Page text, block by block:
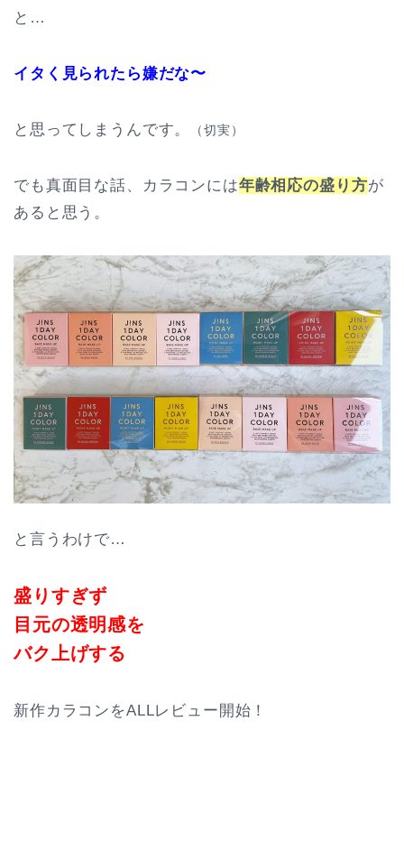
と…
イタく見られたら嫌だな〜
と思ってしまうんです。 （切実）
でも真面目な話、カラコンには年齢相応の盛り方が
あると思う。
と言うわけで…
盛りすぎず
目元の透明感を
バク上げする
新作カラコンをALLレビュー開始！